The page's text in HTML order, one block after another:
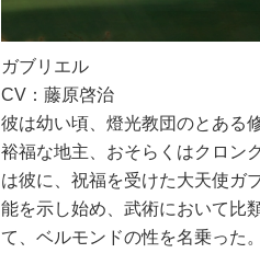
ガブリエル
CV：藤原啓治
彼は幼い頃、燈光教団のとある
裕福な地主、おそらくはクロン
は彼に、祝福を受けた大天使ガ
能を示し始め、武術において比
て、ベルモンドの性を名乗った